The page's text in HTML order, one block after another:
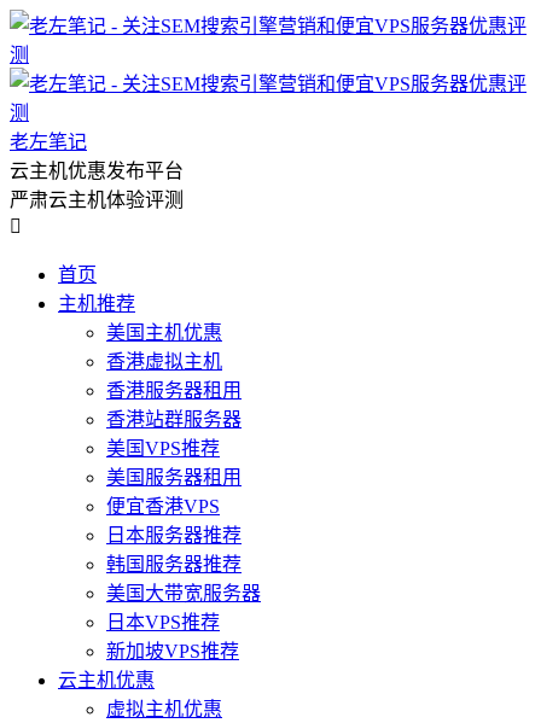
老左笔记
云主机优惠发布平台
严肃云主机体验评测

首页
主机推荐
美国主机优惠
香港虚拟主机
香港服务器租用
香港站群服务器
美国VPS推荐
美国服务器租用
便宜香港VPS
日本服务器推荐
韩国服务器推荐
美国大带宽服务器
日本VPS推荐
新加坡VPS推荐
云主机优惠
虚拟主机优惠